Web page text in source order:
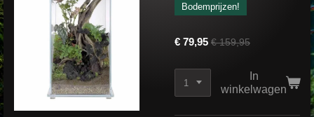
Bodemprijzen!
€ 79,95 € 159,95
In
winkelwagen